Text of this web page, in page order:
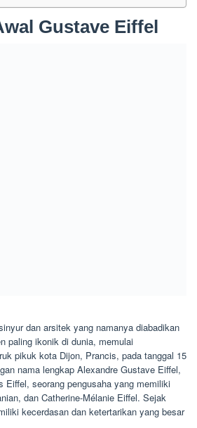
Gustave Eiffel
dan arsitek yang namanya diabadikan
paling ikonik di dunia, memulai
pikuk kota Dijon, Prancis, pada tanggal 15
nama lengkap Alexandre Gustave Eiffel,
Eiffel, seorang pengusaha yang memiliki
dan Catherine-Mélanie Eiffel. Sejak
kecerdasan dan ketertarikan yang besar